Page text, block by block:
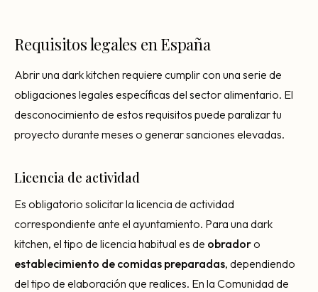
Requisitos legales en España
Abrir una dark kitchen requiere cumplir con una serie de
obligaciones legales específicas del sector alimentario. El
desconocimiento de estos requisitos puede paralizar tu
proyecto durante meses o generar sanciones elevadas.
Licencia de actividad
Es obligatorio solicitar la licencia de actividad
correspondiente ante el ayuntamiento. Para una dark
kitchen, el tipo de licencia habitual es de obradoro
establecimiento de comidas preparadas, dependiendo
del tipo de elaboración que realices. En la Comunidad de